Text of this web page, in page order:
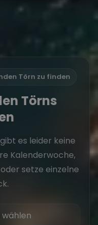
Törn zu finden
Törns
es leider keine
Kalenderwoche,
setze einzelne